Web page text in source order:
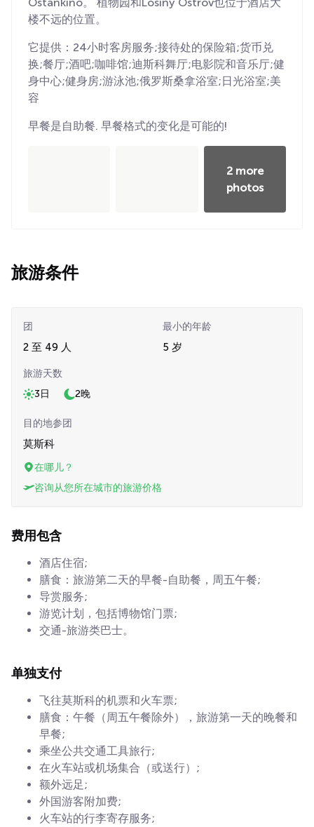
楼不远的位置。
它提供：24小时客房服务;接待处的保险箱;货币兑
换;餐厅;酒吧;咖啡馆;迪斯科舞厅;电影院和音乐厅;健
身中心;健身房;游泳池;俄罗斯桑拿浴室;日光浴室;美
容
早餐是自助餐. 早餐格式的变化是可能的!
2 more
photos
旅游条件
团
2 至 49 人
最小的年龄
5 岁
旅游天数
3日
2晚
目的地参团
莫斯科
在哪儿？
咨询从您所在城市的旅游价格
费用包含
酒店住宿;
膳食：旅游第二天的早餐-自助餐，周五午餐;
导赏服务;
游览计划，包括博物馆门票;
交通-旅游类巴士。
单独支付
飞往莫斯科的机票和火车票;
膳食：午餐（周五午餐除外），旅游第一天的晚餐和
早餐;
乘坐公共交通工具旅行;
在火车站或机场集合（或送行）;
额外远足;
外国游客附加费;
火车站的行李寄存服务;